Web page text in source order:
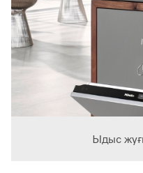
Ыдыс